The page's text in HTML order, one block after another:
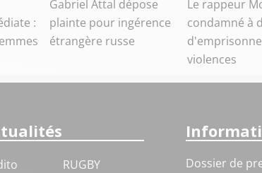
:
Gabriel Attal dépose
plainte pour ingérence
étrangère russe
Le rappeur
condamné à
violences
RUGBY
Dossier de